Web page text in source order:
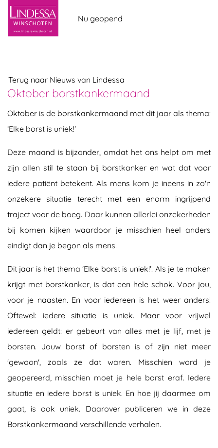
overslaan
Nu geopend
Terug naar Nieuws van Lindessa
Oktober borstkankermaand
Oktober is de borstkankermaand met dit jaar als thema:
‘Elke borst is uniek!'
Deze maand is bijzonder, omdat het ons helpt om met
zijn allen stil te staan bij borstkanker en wat dat voor
iedere patiënt betekent. Als mens kom je ineens in zo'n
onzekere situatie terecht met een enorm ingrijpend
traject voor de boeg. Daar kunnen allerlei onzekerheden
bij komen kijken waardoor je misschien heel anders
eindigt dan je begon als mens.
Dit jaar is het thema 'Elke borst is uniek!'. Als je te maken
krijgt met borstkanker, is dat een hele schok. Voor jou,
voor je naasten. En voor iedereen is het weer anders!
Oftewel: iedere situatie is uniek. Maar voor vrijwel
iedereen geldt: er gebeurt van alles met je lijf, met je
borsten. Jouw borst of borsten is of zijn niet meer
'gewoon', zoals ze dat waren. Misschien word je
geopereerd, misschien moet je hele borst eraf. Iedere
situatie en iedere borst is uniek. En hoe jij daarmee om
gaat, is ook uniek. Daarover publiceren we in deze
Borstkankermaand verschillende verhalen.